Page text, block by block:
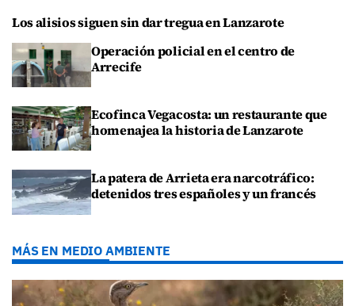
Los alisios siguen sin dar tregua en Lanzarote
Operación policial en el centro de
Arrecife
Ecofinca Vegacosta: un restaurante que
homenajea la historia de Lanzarote
La patera de Arrieta era narcotráfico:
detenidos tres españoles y un francés
MÁS EN MEDIO AMBIENTE